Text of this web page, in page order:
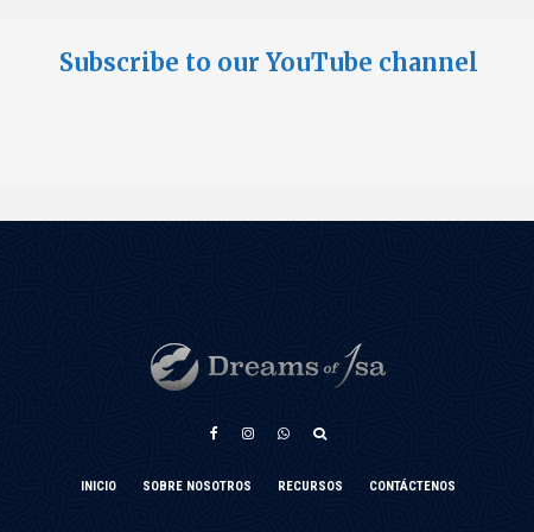
Subscribe to our YouTube channel
INICIO SOBRE NOSOTROS RECURSOS CONTÁCTENOS